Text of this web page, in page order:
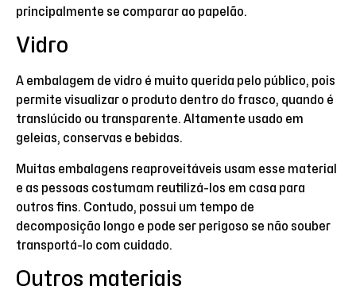
principalmente se comparar ao papelão.
Vidro
A embalagem de vidro é muito querida pelo público, pois
permite visualizar o produto dentro do frasco, quando é
translúcido ou transparente. Altamente usado em
geleias, conservas e bebidas.
Muitas embalagens reaproveitáveis usam esse material
e as pessoas costumam reutilizá-los em casa para
outros fins. Contudo, possui um tempo de
decomposição longo e pode ser perigoso se não souber
transportá-lo com cuidado.
Outros materiais